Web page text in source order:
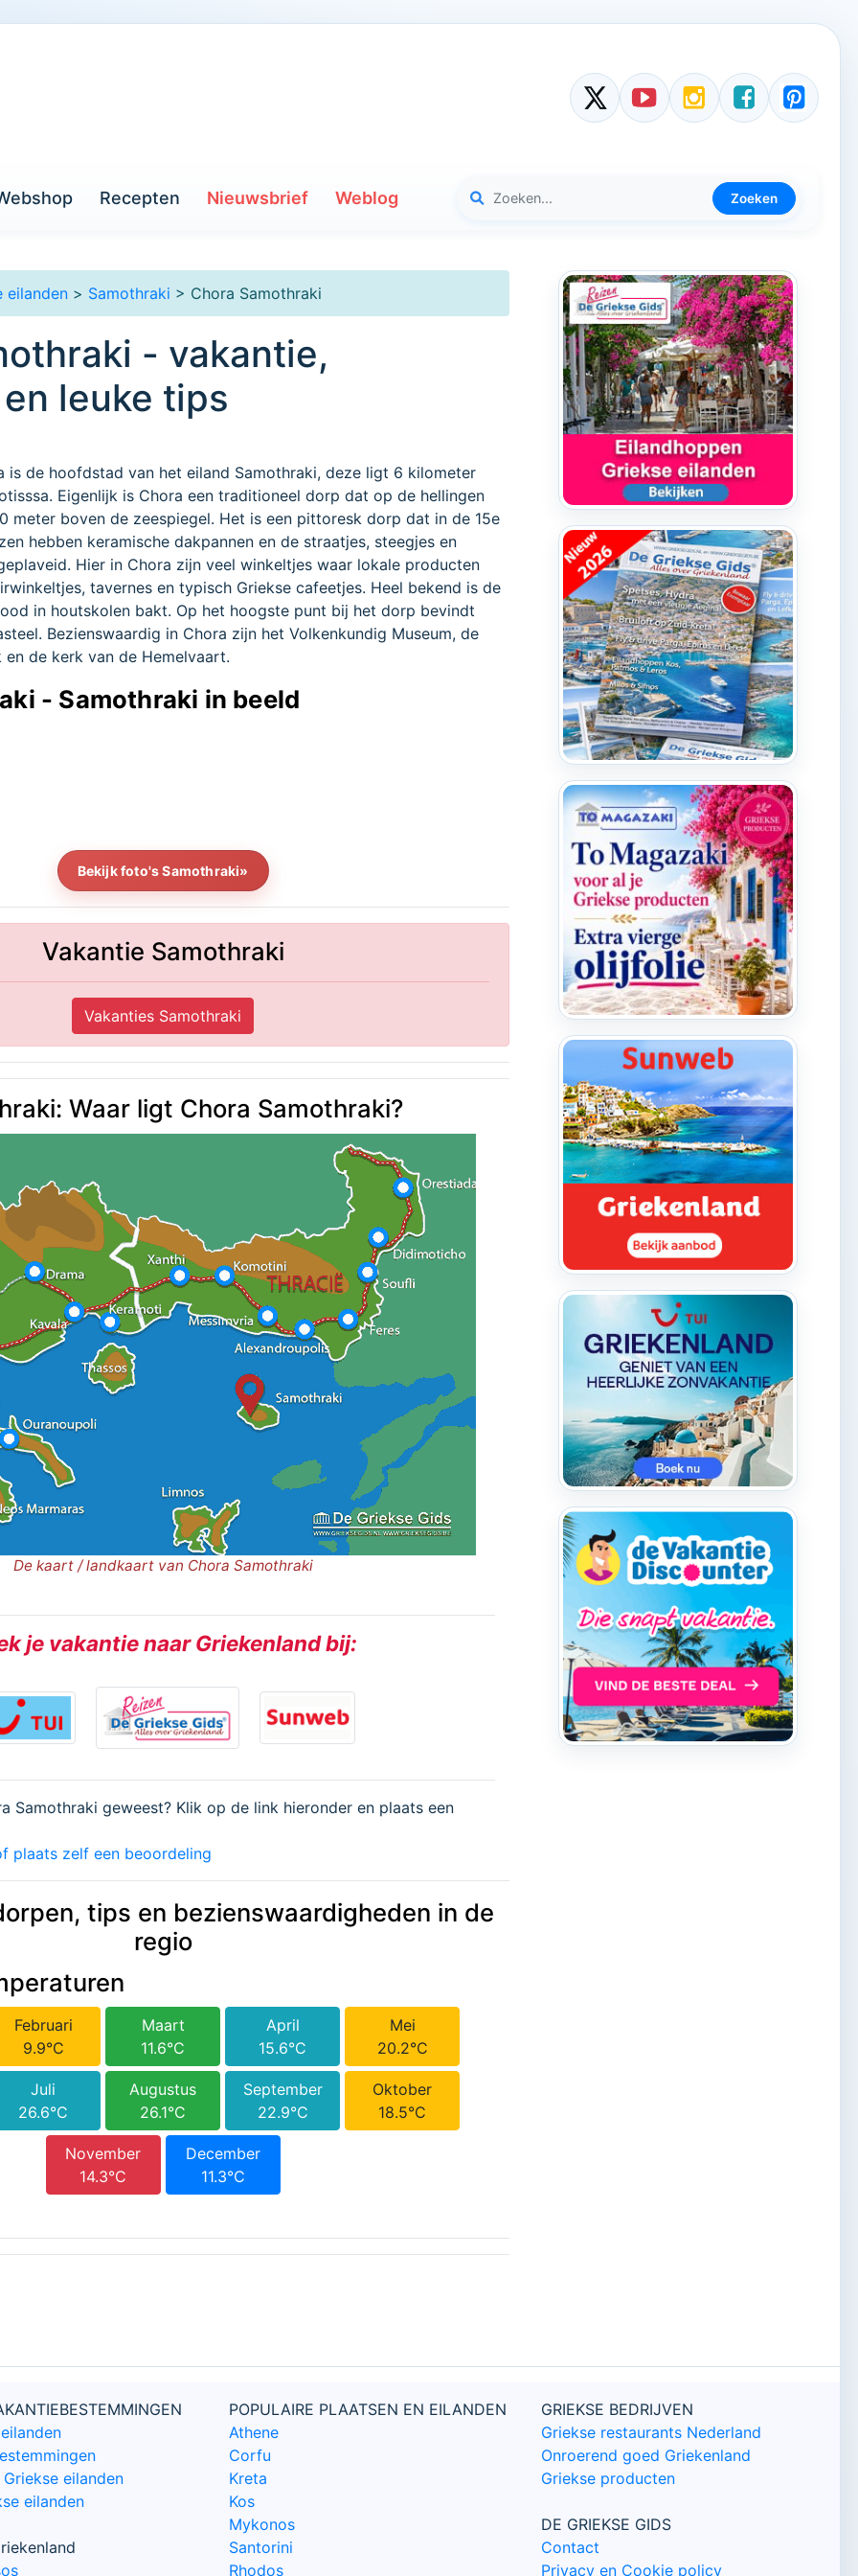
Recepten Nieuwsbrief Weblog Zoeken
eilanden > Samothraki > Chora Samothraki
- vakantie,
leuke tips
is de hoofdstad van het eiland Samothraki, deze ligt 6 kilometer
Eigenlijk is Chora een traditioneel dorp dat op de hellingen
meter boven de zeespiegel. Het is een pittoresk dorp dat in de 15e
hebben keramische dakpannen en de straatjes, steegjes en
Hier in Chora zijn veel winkeltjes waar lokale producten
tavernes en typisch Griekse cafeetjes. Heel bekend is de
in houtskolen bakt. Op het hoogste punt bij het dorp bevindt
Bezienswaardig in Chora zijn het Volkenkundig Museum, de
de kerk van de Hemelvaart.
- Samothraki in beeld
Bekijk foto's Samothraki»
Vakantie Samothraki
Vakanties Samothraki
Waar ligt Chora Samothraki?
De kaart / landkaart van Chora Samothraki
je vakantie naar Griekenland bij:
Samothraki geweest? Klik op de link hieronder en plaats een
plaats zelf een beoordeling
tips en bezienswaardigheden in de
regio
Februari
9.9°C
Maart
11.6°C
April
15.6°C
Mei
20.2°C
Juli
26.6°C
Augustus
26.1°C
September
22.9°C
Oktober
18.5°C
November
14.3°C
December
11.3°C
eilanden
eilanden
POPULAIRE PLAATSEN EN EILANDEN
Athene
Corfu
Kreta
Kos
Mykonos
Santorini
Rhodos
GRIEKSE BEDRIJVEN
Griekse restaurants Nederland
Onroerend goed Griekenland
Griekse producten
DE GRIEKSE GIDS
Contact
Privacy en Cookie policy